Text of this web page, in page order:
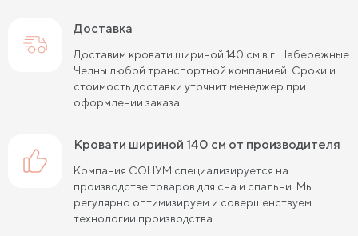
Кровати шириной 90 см
Кровати шириной 140 см Кровати шириной 160 см
Кровати шириной 180 см Кровати шириной 200 см
Кровати длиной 180 см
Кровати длиной 200 см
Кровати 80х180 см (для маленькой комнаты)
Доставка
Доставим кровати шириной 140 см в г. Набережные
Челны любой транспортной компанией. Сроки и
стоимость доставки уточнит менеджер при
оформлении заказа.
кровати шириной 140 см от производителя
Компания СОНУМ специализируется на
производстве товаров для сна и спальни. Мы
регулярно оптимизируем и совершенствуем
технологии производства.